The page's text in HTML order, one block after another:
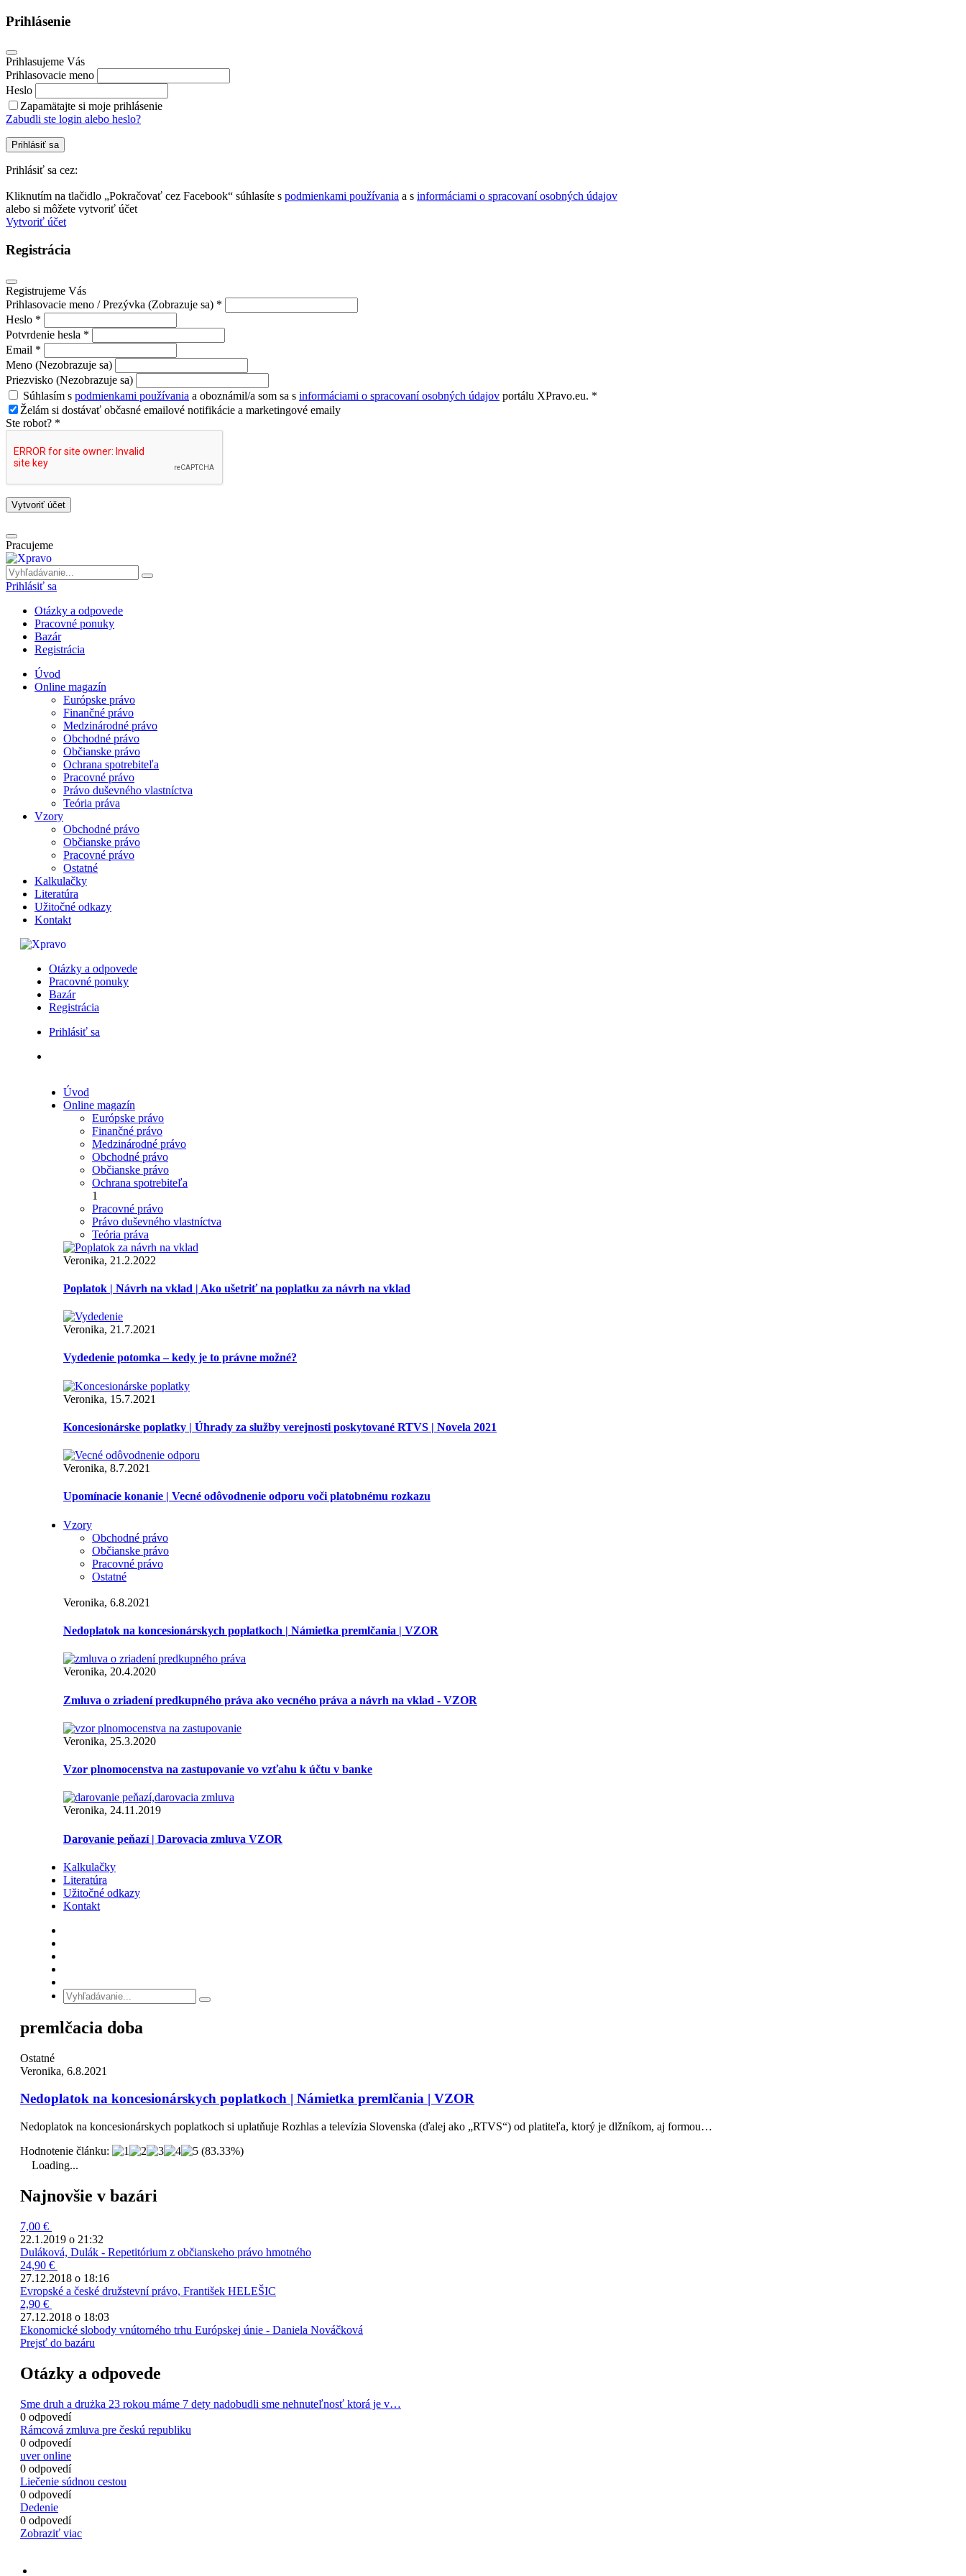
Prihlásenie
Prihlasujeme Vás
Prihlasovacie meno
Heslo
Zapamätajte si moje prihlásenie
Zabudli ste login alebo heslo?
Prihlásiť sa
Prihlásiť sa cez:
Kliknutím na tlačidlo „Pokračovať cez Facebook“ súhlasíte s podmienkami používania a s informáciami o spracovaní osobných údajov
alebo si môžete vytvoriť účet
Vytvoriť účet
Registrácia
Registrujeme Vás
Prihlasovacie meno / Prezývka (Zobrazuje sa) *
Heslo *
Potvrdenie hesla *
Email *
Meno (Nezobrazuje sa)
Priezvisko (Nezobrazuje sa)
Súhlasím s podmienkami používania a oboznámil/a som sa s informáciami o spracovaní osobných údajov portálu XPravo.eu. *
Želám si dostávať občasné emailové notifikácie a marketingové emaily
Ste robot? *
Vytvoriť účet
Pracujeme
Prihlásiť sa
Otázky a odpovede
Pracovné ponuky
Bazár
Registrácia
Úvod
Online magazín
Európske právo
Finančné právo
Medzinárodné právo
Obchodné právo
Občianske právo
Ochrana spotrebiteľa
Pracovné právo
Právo duševného vlastníctva
Teória práva
Vzory
Obchodné právo
Občianske právo
Pracovné právo
Ostatné
Kalkulačky
Literatúra
Užitočné odkazy
Kontakt
Otázky a odpovede
Pracovné ponuky
Bazár
Registrácia
Prihlásiť sa
Úvod
Online magazín
Európske právo
Finančné právo
Medzinárodné právo
Obchodné právo
Občianske právo
Ochrana spotrebiteľa
1
Pracovné právo
Právo duševného vlastníctva
Teória práva
Veronika, 21.2.2022
Poplatok | Návrh na vklad | Ako ušetriť na poplatku za návrh na vklad
Veronika, 21.7.2021
Vydedenie potomka – kedy je to právne možné?
Veronika, 15.7.2021
Koncesionárske poplatky | Úhrady za služby verejnosti poskytované RTVS | Novela 2021
Veronika, 8.7.2021
Upomínacie konanie | Vecné odôvodnenie odporu voči platobnému rozkazu
Vzory
Obchodné právo
Občianske právo
Pracovné právo
Ostatné
Veronika, 6.8.2021
Nedoplatok na koncesionárskych poplatkoch | Námietka premlčania | VZOR
Veronika, 20.4.2020
Zmluva o zriadení predkupného práva ako vecného práva a návrh na vklad - VZOR
Veronika, 25.3.2020
Vzor plnomocenstva na zastupovanie vo vzťahu k účtu v banke
Veronika, 24.11.2019
Darovanie peňazí | Darovacia zmluva VZOR
Kalkulačky
Literatúra
Užitočné odkazy
Kontakt
premlčacia doba
Ostatné
Veronika, 6.8.2021
Nedoplatok na koncesionárskych poplatkoch | Námietka premlčania | VZOR
Nedoplatok na koncesionárskych poplatkoch si uplatňuje Rozhlas a televízia Slovenska (ďalej ako „RTVS“) od platiteľa, ktorý je dlžníkom, aj formou…
Hodnotenie článku:
(83.33%)
Loading...
Najnovšie v bazári
7,00 €
22.1.2019 o 21:32
Duláková, Dulák - Repetitórium z občianskeho právo hmotného
24,90 €
27.12.2018 o 18:16
Evropské a české družstevní právo, František HELEŠIC
2,90 €
27.12.2018 o 18:03
Ekonomické slobody vnútorného trhu Európskej únie - Daniela Nováčková
Prejsť do bazáru
Otázky a odpovede
Sme druh a drużka 23 rokou máme 7 dety nadobudli sme nehnuteľnosť ktorá je v…
0 odpovedí
Rámcová zmluva pre českú republiku
0 odpovedí
uver online
0 odpovedí
Liečenie súdnou cestou
0 odpovedí
Dedenie
0 odpovedí
Zobraziť viac